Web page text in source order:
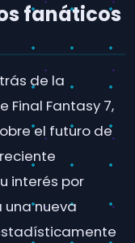
fanáticos
de la
Final Fantasy 7,
el futuro de
interés por
nueva